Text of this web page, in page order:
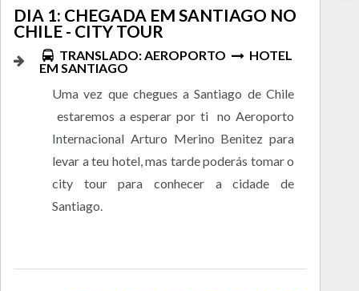
DIA 1: CHEGADA EM SANTIAGO NO
CHILE - CITY TOUR
TRANSLADO: AEROPORTO
HOTEL
EM SANTIAGO
Uma vez que chegues a Santiago de Chile
estaremos a esperar por ti no Aeroporto
Internacional Arturo Merino Benitez para
levar a teu hotel, mas tarde poderás tomar o
city tour para conhecer a cidade de
Santiago.